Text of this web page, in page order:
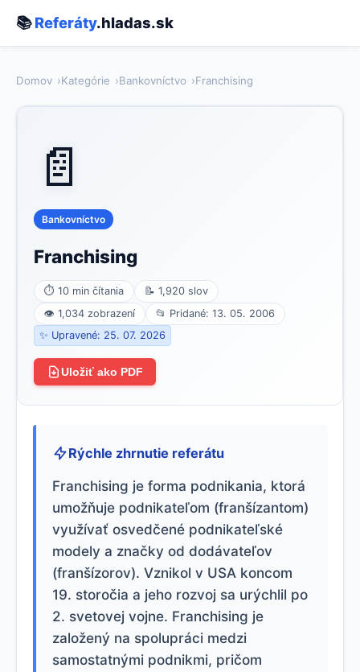
📚Referáty.hladas.sk
Domov Kategórie Bankovníctvo Franchising
📄
Bankovníctvo
Franchising
⏱ 10 min čítania
📝 1,920 slov
👁 1,034 zobrazení
📂 Pridané: 13. 05. 2006
✨ Upravené: 25. 07. 2026
Uložiť ako PDF
Rýchle zhrnutie referátu
Franchising je forma podnikania, ktorá
umožňuje podnikateľom (franšízantom)
využívať osvedčené podnikateľské
modely a značky od dodávateľov
(franšízorov). Vznikol v USA koncom
19. storočia a jeho rozvoj sa urýchlil po
2. svetovej vojne. Franchising je
založený na spolupráci medzi
samostatnými podnikmi, pričom